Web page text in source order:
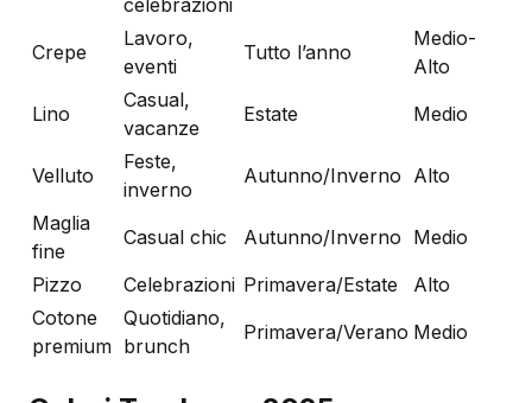
celebrazioni
Crepe
Lavoro,
eventi
Tutto l’anno
Medio-
Alto
Lino
Casual,
vacanze
Estate Medio
Velluto
Feste,
inverno
Autunno/Inverno Alto
Maglia
fine
Casual chic Autunno/Inverno Medio
Pizzo
Celebrazioni Primavera/Estate
Alto
Cotone
premium
Quotidiano,
brunch
Primavera/Verano Medio